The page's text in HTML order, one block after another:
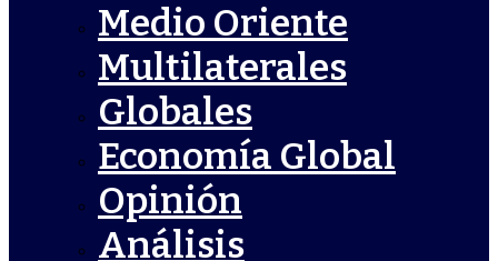
Medio Oriente
Multilaterales
Globales
Economía Global
Opinión
Análisis